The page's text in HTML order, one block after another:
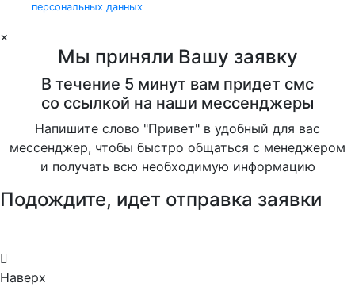
персональных данных
×
Мы приняли Вашу заявку
В течение 5 минут вам придет смс
со ссылкой на наши мессенджеры
Напишите слово "Привет" в удобный для вас
мессенджер, чтобы быстро общаться с менеджером
и получать всю необходимую информацию
Подождите, идет отправка заявки
Наверх